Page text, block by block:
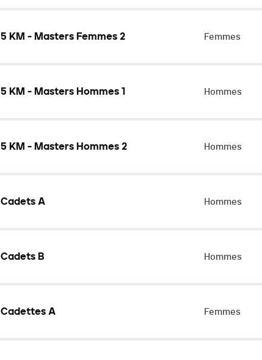
5 KM - Masters Femmes 2 Femmes
5 KM - Masters Hommes 1 Hommes
5 KM - Masters Hommes 2 Hommes
Cadets A Hommes
Cadets B Hommes
Cadettes A Femmes